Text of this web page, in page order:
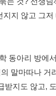
지지 않고 그저
동아리 방에
말마따나 거
받지도 않고, 도